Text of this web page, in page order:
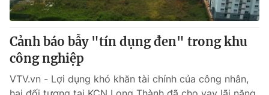
Tư vấn
Chuyên mục khác
Emagazine Podcast
Photo Infographic
Cảnh báo bẫy "tín dụng đen" trong khu
công nghiệp
VTV.vn - Lợi dụng khó khăn tài chính của công nhân,